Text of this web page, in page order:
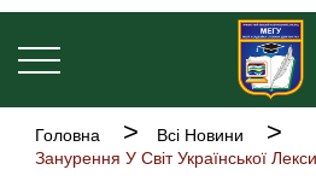
Перейти
до
основного
вмісту
Основна
Рядок
навіґації
Головна
Всі Новини